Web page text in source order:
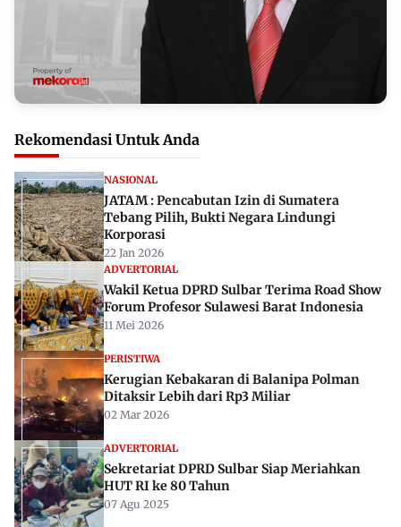
Rekomendasi Untuk Anda
NASIONAL
JATAM : Pencabutan Izin di Sumatera
Tebang Pilih, Bukti Negara Lindungi
Korporasi
22 Jan 2026
ADVERTORIAL
Wakil Ketua DPRD Sulbar Terima Road Show
Forum Profesor Sulawesi Barat Indonesia
11 Mei 2026
PERISTIWA
Kerugian Kebakaran di Balanipa Polman
Ditaksir Lebih dari Rp3 Miliar
02 Mar 2026
ADVERTORIAL
Sekretariat DPRD Sulbar Siap Meriahkan
HUT RI ke 80 Tahun
07 Agu 2025